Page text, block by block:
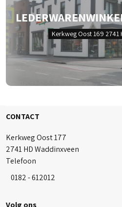
Kerkweg Oost 169 2741
CONTACT
Kerkweg Oost 177
2741 HD Waddinxveen
Telefoon
0182 - 612012
Volg ons